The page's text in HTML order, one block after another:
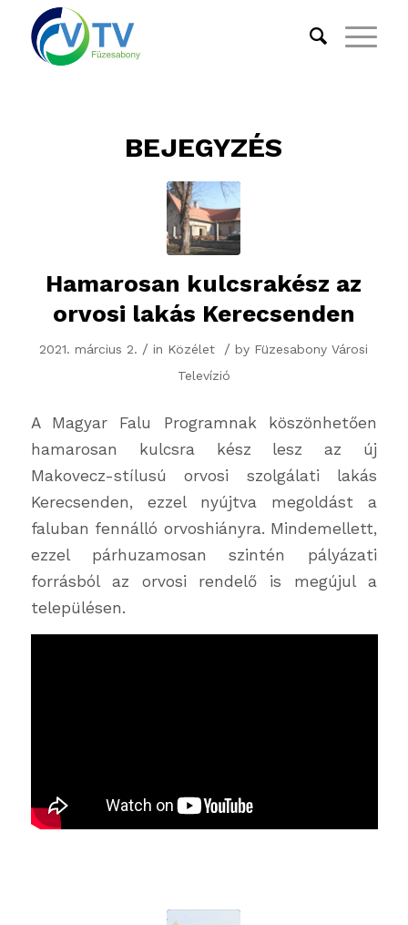
BEJEGYZÉS
Hamarosan kulcsrakész az
orvosi lakás Kerecsenden
2021. március 2. / in Közélet / by Füzesabony Városi
Televízió
A Magyar Falu Programnak köszönhetően
hamarosan kulcsra kész lesz az új
Makovecz-stílusú orvosi szolgálati lakás
Kerecsenden, ezzel nyújtva megoldást a
faluban fennálló orvoshiányra. Mindemellett,
ezzel párhuzamosan szintén pályázati
forrásból az orvosi rendelő is megújul a
településen.